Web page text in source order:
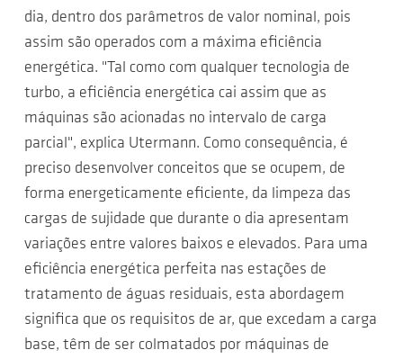
dia, dentro dos parâmetros de valor nominal, pois
assim são operados com a máxima eficiência
energética. "Tal como com qualquer tecnologia de
turbo, a eficiência energética cai assim que as
máquinas são acionadas no intervalo de carga
parcial", explica Utermann. Como consequência, é
preciso desenvolver conceitos que se ocupem, de
forma energeticamente eficiente, da limpeza das
cargas de sujidade que durante o dia apresentam
variações entre valores baixos e elevados. Para uma
eficiência energética perfeita nas estações de
tratamento de águas residuais, esta abordagem
significa que os requisitos de ar, que excedam a carga
base, têm de ser colmatados por máquinas de